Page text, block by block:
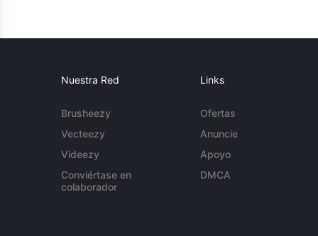
Nuestra Red
Brusheezy
Vecteezy
Videezy
Conviértase en
colaborador
Links
Ofertas
Anuncie
Apoyo
DMCA